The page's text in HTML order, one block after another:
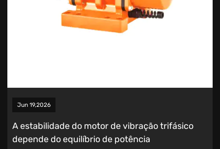
Jun 19,2026
A estabilidade do motor de vibração trifásico
depende do equilíbrio de potência